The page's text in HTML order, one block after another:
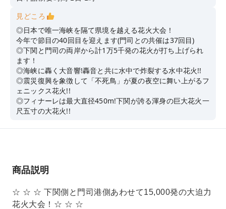
見どころ
◎日本で唯一海峡を隔て県境を越える花火大会！
今年で節目の40回目を迎えます(門司との共催は37回目)
◎下関と門司の両岸から計1万5千発の花火が打ち上げられ
ます！
◎海峡に轟く大音響!轟音と共に水中で炸裂する水中花火!!
◎震災復興を象徴して「不死鳥」が夏の夜空に舞い上がるフ
ェニックス花火!!
◎フィナーレは最大直径450m!下関が誇る渾身の巨大花火一
尺五寸の大花火!!
商品説明
☆ ☆ ☆ 下関側と門司港側あわせて15,000発の大迫力
花火大会！☆ ☆ ☆